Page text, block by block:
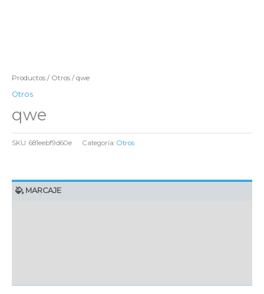
Productos / Otros / qwe
Otros
qwe
SKU: 681eebf9d60e Categoría: Otros
MARCAJE